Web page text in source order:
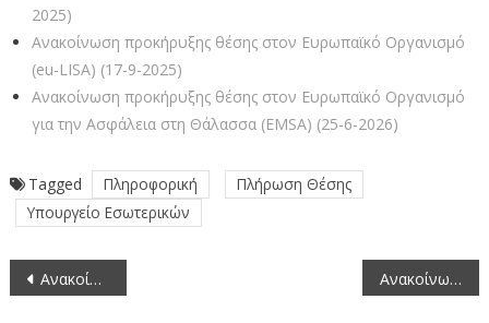
2025)
Ανακοίνωση προκήρυξης θέσης στον Ευρωπαϊκό Οργανισμό
(eu-LISA) (17-9-2025)
Ανακοίνωση προκήρυξης θέσης στον Ευρωπαϊκό Οργανισμό
για την Ασφάλεια στη Θάλασσα (EMSA) (25-6-2026)
Tagged Πληροφορική
Πλήρωση Θέσης
Υπουργείο Εσωτερικών
Πλοήγηση
άρθρων
Ανακοίνωση προκήρυξης θέσης Εθνικού Εμπειρογνώμονα στον Ευρωπαϊκό Οργανισμό Συνοριοφυλακής και Ακτοφυλακής (FRΟΝΤΕΧ) – Παράταση προθεσμίας (15-5-2026) Ανακοίνωση προκήρυξης θέσης Εθνικού Εμπειρογνώμονα στη Γενική Γραμματεία του Συμβουλίου της Ε.Ε. (15-5-2026)